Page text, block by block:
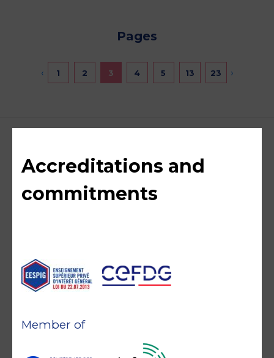
Pages
‹ 1 2 3 4 5 13 23 ›
Accreditations and
commitments
Member of